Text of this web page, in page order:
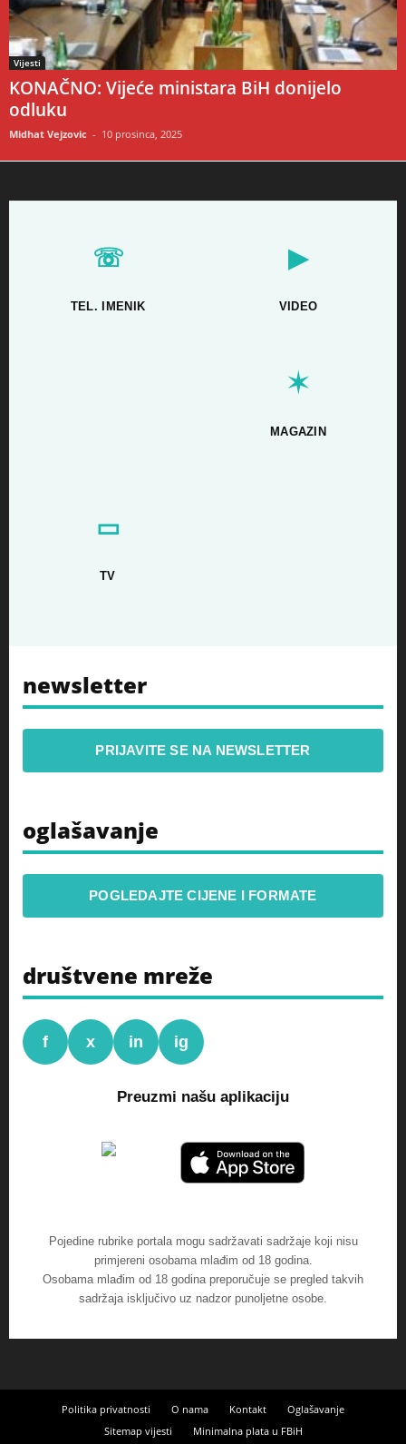
Vijesti
KONAČNO: Vijeće ministara BiH donijelo
odluku
Midhat Vejzovic - 10 prosinca, 2025
☏
TEL. IMENIK
▶
VIDEO
✶
MAGAZIN
▭
TV
newsletter
PRIJAVITE SE NA NEWSLETTER
oglašavanje
POGLEDAJTE CIJENE I FORMATE
društvene mreže
f x in ig
Preuzmi našu aplikaciju
Pojedine rubrike portala mogu sadržavati sadržaje koji nisu
primjereni osobama mlađim od 18 godina.
Osobama mlađim od 18 godina preporučuje se pregled takvih
sadržaja isključivo uz nadzor punoljetne osobe.
Politika privatnosti O nama Kontakt
Oglašavanje
Sitemap vijesti
Minimalna plata u FBiH